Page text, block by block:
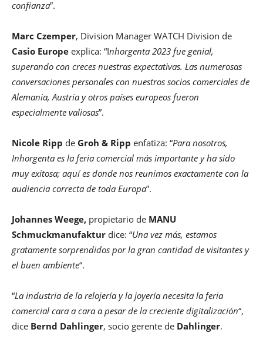
confianza”.
Marc Czemper, Division Manager WATCH Division de
Casio Europe explica: “Inhorgenta 2023 fue genial,
superando con creces nuestras expectativas. Las numerosas
conversaciones personales con nuestros socios comerciales de
Alemania, Austria y otros países europeos fueron
especialmente valiosas”.
Nicole Ripp de Groh & Ripp enfatiza: “Para nosotros,
Inhorgenta es la feria comercial más importante y ha sido
muy exitosa; aquí es donde nos reunimos exactamente con la
audiencia correcta de toda Europa”.
Johannes Weege, propietario de MANU
Schmuckmanufaktur dice: “Una vez más, estamos
gratamente sorprendidos por la gran cantidad de visitantes y
el buen ambiente“.
“La industria de la relojería y la joyería necesita la feria
comercial cara a cara a pesar de la creciente digitalización“,
dice Bernd Dahlinger, socio gerente de Dahlinger.